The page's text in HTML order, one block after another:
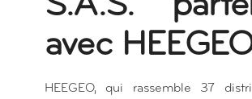
avec
HEEGEO, qui rassemble 37